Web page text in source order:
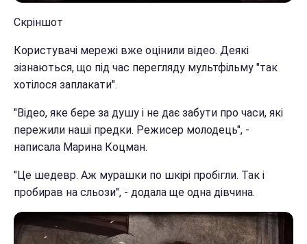
Скріншот
Користувачі мережі вже оцінили відео. Деякі
зізнаються, що під час перегляду мультфільму "так
хотілося заплакати".
"Відео, яке бере за душу і не дає забути про часи, які
пережили наші предки. Режисер молодець", -
написала Марина Коцман.
"Це шедевр. Аж мурашки по шкірі пробігли. Так і
пробирав на сльози", - додала ще одна дівчина.